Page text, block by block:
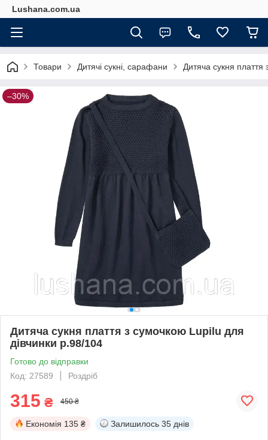
Lushana.com.ua
Товари Дитячі сукні, сарафани Дитяча сукня
–30%
Дитяча сукня плаття з сумочкою Lupilu для
дівчинки р.98/104
Готово до відправки
Код: 27589
Роздріб
315 ₴ 450 ₴
Економія 135 ₴ Залишилось 35 днів